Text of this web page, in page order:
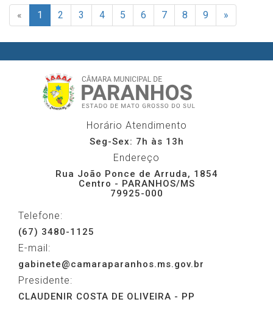
« 1 2 3 4 5 6 7 8 9 »
Horário Atendimento
Seg-Sex: 7h às 13h
Endereço
Rua João Ponce de Arruda, 1854
Centro - PARANHOS/MS
79925-000
Telefone:
(67) 3480-1125
E-mail:
gabinete@camaraparanhos.ms.gov.br
Presidente:
CLAUDENIR COSTA DE OLIVEIRA - PP